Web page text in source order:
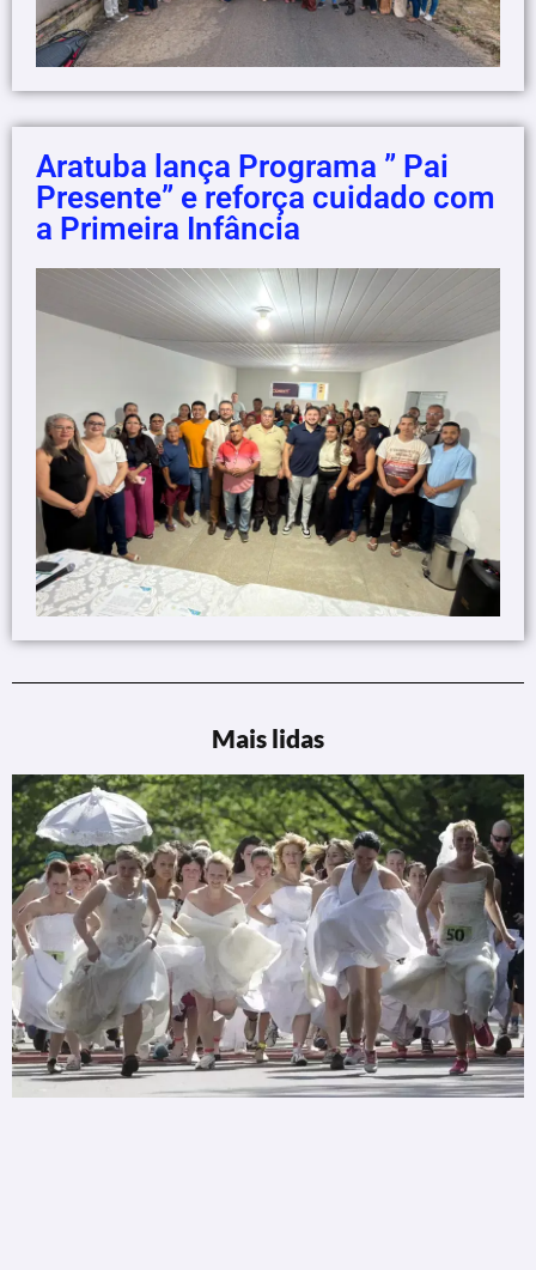
Aratuba lança Programa ” Pai
Presente” e reforça cuidado com
a Primeira Infância
Mais lidas